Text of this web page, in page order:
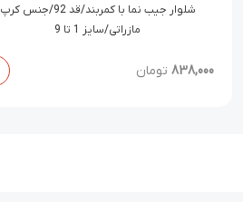
شلوار جیب نما با کمربند/قد 92/جنس کرپ
مازراتی/سایز 1 تا 9
838,000 تومان